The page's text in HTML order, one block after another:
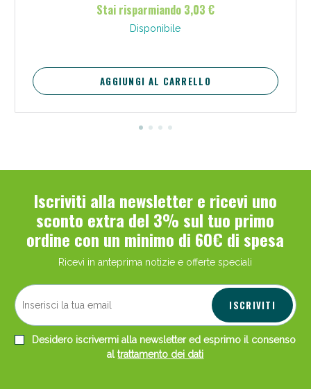
Stai risparmiando 3,03 €
Disponibile
AGGIUNGI AL CARRELLO
Iscriviti alla newsletter e ricevi uno
sconto extra del 3% sul tuo primo
ordine con un minimo di 60€ di spesa
Ricevi in anteprima notizie e offerte speciali
ISCRIVITI
Desidero iscrivermi alla newsletter ed esprimo il consenso
altrattamento dei dati